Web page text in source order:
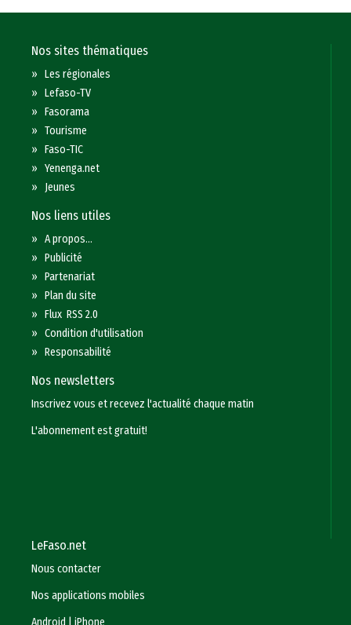
Nos sites thématiques
»Les régionales
»Lefaso-TV
»Fasorama
»Tourisme
»Faso-TIC
»Yenenga.net
» Jeunes
Nos liens utiles
»A propos...
»Publicité
»Partenariat
»Plan du site
»Flux RSS 2.0
»Condition d'utilisation
»Responsabilité
Nos newsletters
Inscrivez vous et recevez l'actualité chaque matin
L'abonnement est gratuit!
LeFaso.net
Nous contacter
Nos applications mobiles
Android
|iPhone